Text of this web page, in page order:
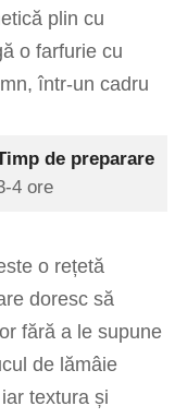
de preparare
4 ore
o rețetă
doresc să
fără a le supune
de lămâie
textura și